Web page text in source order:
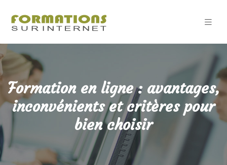
Formation en ligne : avantages,
inconvénients et critères pour
bien choisir